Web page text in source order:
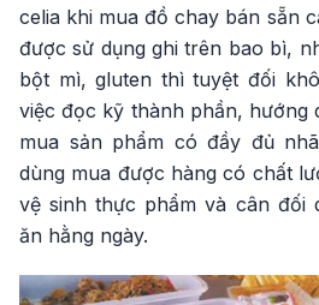
celia khi mua đồ chay bán sẵn
được sử dụng ghi trên bao bì,
bột mì, gluten thì tuyệt đối
việc đọc kỹ thành phần, hướng
mua sản phẩm có đầy đủ
dùng mua được hàng có chất
vệ sinh thực phẩm và cân đối
ăn hằng ngày.